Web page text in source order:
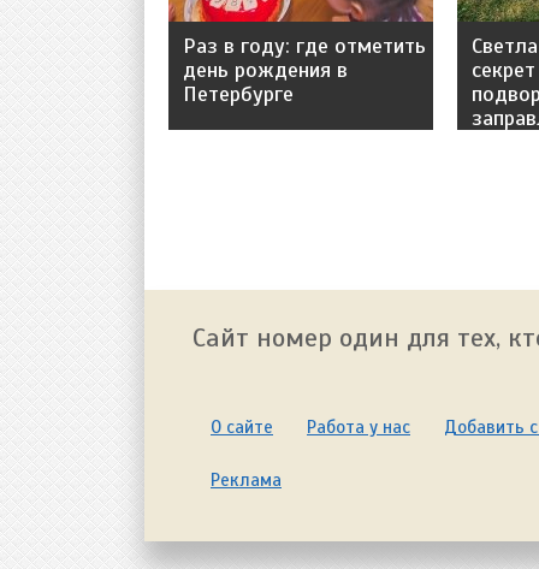
Раз в году: где отметить
день рождения в
Петербурге
Сайт номер один для тех,
О сайте Работа у нас Добавить
Реклама